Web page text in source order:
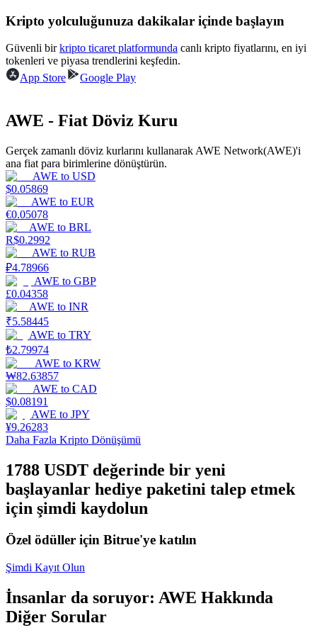
Kazan
Power Piggy
Günlük rekabetçi ödüller kazanın
Staking
Yüksek getiri ve anında erişim
Launchpool
Popüler token'lar kazanmak için esnek staking
Kripto yolculuğunuza dakikalar içinde başlayın
Güvenli birkripto ticaret platformunda canlı kripto fiyatlarını, en iyi
tokenleri ve piyasa trendlerini keşfedin.
App Store
Google Play
AWE - Fiat Döviz Kuru
Gerçek zamanlı döviz kurlarını kullanarak AWE Network(AWE)'i
ana fiat para birimlerine dönüştürün.
AWE to USD
$0.05869
AWE to EUR
€0.05078
AWE to BRL
R$0.2992
AWE to RUB
₽4.78966
AWE to GBP
£0.04358
AWE to INR
₹5.58445
AWE to TRY
₺2.79974
AWE to KRW
₩82.63857
AWE to CAD
$0.08191
AWE to JPY
¥9.26283
Daha Fazla Kripto Dönüşümü
1788 USDT değerinde bir yeni
başlayanlar hediye paketini talep etmek
için şimdi kaydolun
Özel ödüller için Bitrue'ye katılın
Şimdi Kayıt Olun
İnsanlar da soruyor: AWE Hakkında
Diğer Sorular